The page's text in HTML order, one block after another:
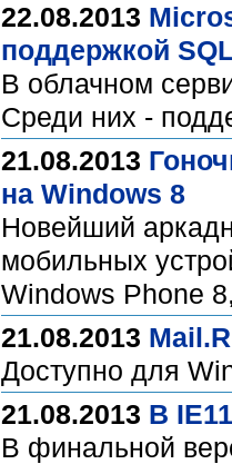
22.08.2013
поддержкой
В облачном
Среди них -
21.08.2013
на Windows 8
Новейший
мобильных
Windows Phone
21.08.2013
Доступно для
21.08.2013 В
В финальной